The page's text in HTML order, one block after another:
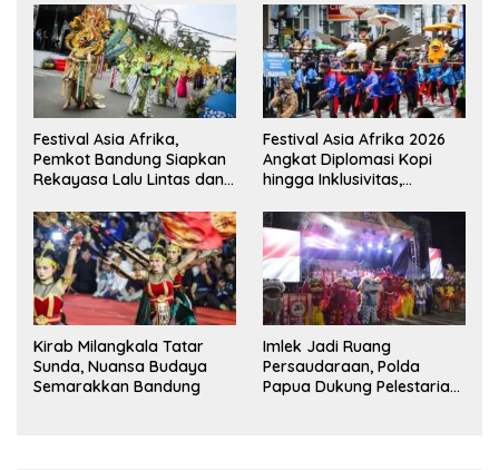
Festival Asia Afrika,
Pemkot Bandung Siapkan
Rekayasa Lalu Lintas dan
Festival Asia Afrika 2026
Angkat Diplomasi Kopi
hingga Inklusivitas,
Duta Besar
Kirab Milangkala Tatar
Sunda, Nuansa Budaya
Semarakkan Bandung
Imlek Jadi Ruang
Persaudaraan, Polda
Papua Dukung Pelestarian